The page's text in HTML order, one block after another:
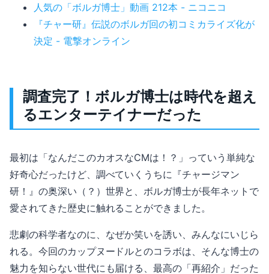
人気の「ボルガ博士」動画 212本 - ニコニコ
『チャー研』伝説のボルガ回の初コミカライズ化が
決定 - 電撃オンライン
調査完了！ボルガ博士は時代を超え
るエンターテイナーだった
最初は「なんだこのカオスなCMは！？」っていう単純な
好奇心だったけど、調べていくうちに『チャージマン
研！』の奥深い（？）世界と、ボルガ博士が長年ネットで
愛されてきた歴史に触れることができました。
悲劇の科学者なのに、なぜか笑いを誘い、みんなにいじら
れる。今回のカップヌードルとのコラボは、そんな博士の
魅力を知らない世代にも届ける、最高の「再紹介」だった